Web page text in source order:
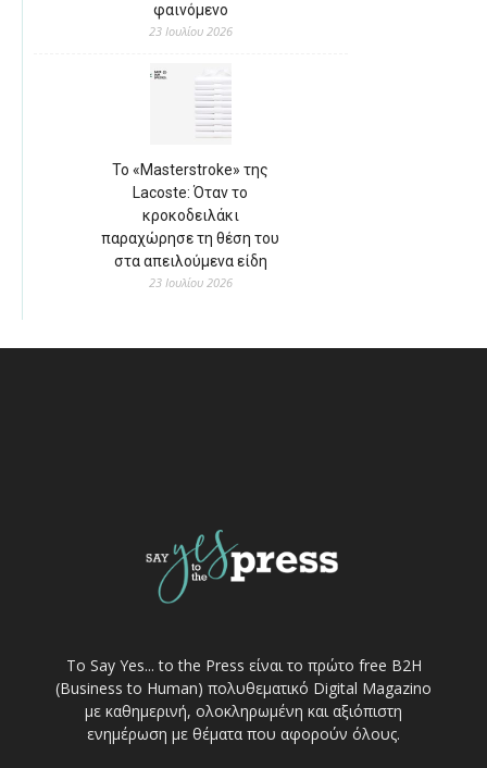
φαινόμενο
23 Ιουλίου 2026
Το «Masterstroke» της
Lacoste: Όταν το
κροκοδειλάκι
παραχώρησε τη θέση του
στα απειλούμενα είδη
23 Ιουλίου 2026
Το Say Yes... to the Press είναι το πρώτο free Β2Η
(Business to Human) πολυθεματικό Digital Magazino
με καθημερινή, ολοκληρωμένη και αξιόπιστη
ενημέρωση με θέματα που αφορούν όλους.